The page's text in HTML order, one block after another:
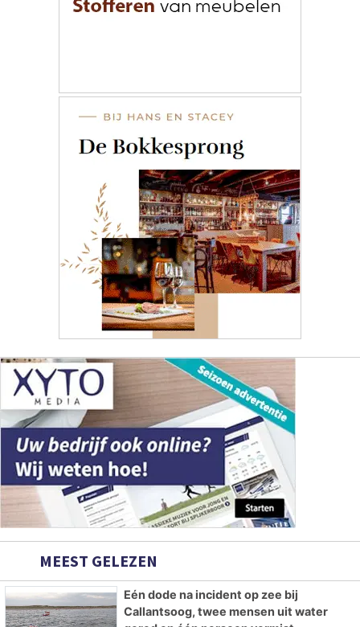
MEEST GELEZEN
Eén dode na incident op zee bij
Callantsoog, twee mensen uit water